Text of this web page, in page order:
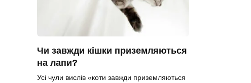
Чи завжди кішки приземляються
на лапи?
Усі чули вислів «коти завжди приземляються